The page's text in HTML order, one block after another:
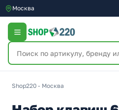
Москва
Shop220 - Москва